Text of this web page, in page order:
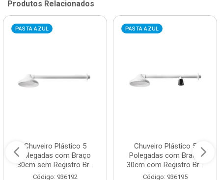
Produtos Relacionados
PASTA AZUL
Chuveiro Plástico 5
Polegadas com Braço
30cm sem Registro Br...
Código: 936192
PASTA AZUL
Chuveiro Plástico 5
Polegadas com Braço
30cm com Registro Br...
Código: 936195